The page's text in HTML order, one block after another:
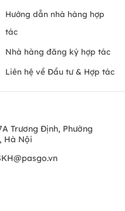
Hướng dẫn nhà hàng hợp
tác
Nhà hàng đăng ký hợp tác
Liên hệ về Đầu tư & Hợp tác
Trương Định, Phường
Hà Nội